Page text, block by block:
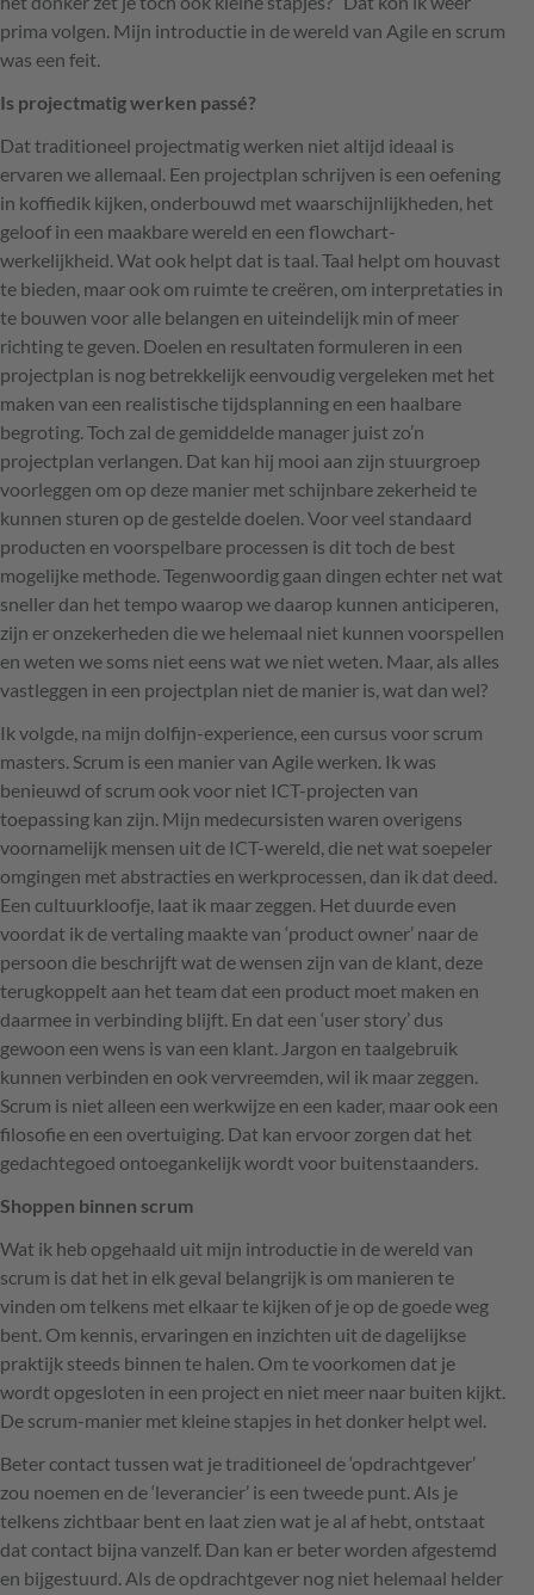
prima volgen. Mijn introductie in de wereld van Agile en scrum
was een feit.
Is projectmatig werken passé?
Dat traditioneel projectmatig werken niet altijd ideaal is
ervaren we allemaal. Een projectplan schrijven is een oefening
in koffiedik kijken, onderbouwd met waarschijnlijkheden, het
geloof in een maakbare wereld en een flowchart-
werkelijkheid. Wat ook helpt dat is taal. Taal helpt om houvast
te bieden, maar ook om ruimte te creëren, om interpretaties in
te bouwen voor alle belangen en uiteindelijk min of meer
richting te geven. Doelen en resultaten formuleren in een
projectplan is nog betrekkelijk eenvoudig vergeleken met het
maken van een realistische tijdsplanning en een haalbare
begroting. Toch zal de gemiddelde manager juist zo’n
projectplan verlangen. Dat kan hij mooi aan zijn stuurgroep
voorleggen om op deze manier met schijnbare zekerheid te
kunnen sturen op de gestelde doelen. Voor veel standaard
producten en voorspelbare processen is dit toch de best
mogelijke methode. Tegenwoordig gaan dingen echter net wat
sneller dan het tempo waarop we daarop kunnen anticiperen,
zijn er onzekerheden die we helemaal niet kunnen voorspellen
en weten we soms niet eens wat we niet weten. Maar, als alles
vastleggen in een projectplan niet de manier is, wat dan wel?
Ik volgde, na mijn dolfijn-experience, een cursus voor scrum
masters. Scrum is een manier van Agile werken. Ik was
benieuwd of scrum ook voor niet ICT-projecten van
toepassing kan zijn. Mijn medecursisten waren overigens
voornamelijk mensen uit de ICT-wereld, die net wat soepeler
omgingen met abstracties en werkprocessen, dan ik dat deed.
Een cultuurkloofje, laat ik maar zeggen. Het duurde even
voordat ik de vertaling maakte van ‘product owner’ naar de
persoon die beschrijft wat de wensen zijn van de klant, deze
terugkoppelt aan het team dat een product moet maken en
daarmee in verbinding blijft. En dat een ‘user story’ dus
gewoon een wens is van een klant. Jargon en taalgebruik
kunnen verbinden en ook vervreemden, wil ik maar zeggen.
Scrum is niet alleen een werkwijze en een kader, maar ook een
filosofie en een overtuiging. Dat kan ervoor zorgen dat het
gedachtegoed ontoegankelijk wordt voor buitenstaanders.
Shoppen binnen scrum
Wat ik heb opgehaald uit mijn introductie in de wereld van
scrum is dat het in elk geval belangrijk is om manieren te
vinden om telkens met elkaar te kijken of je op de goede weg
bent. Om kennis, ervaringen en inzichten uit de dagelijkse
praktijk steeds binnen te halen. Om te voorkomen dat je
wordt opgesloten in een project en niet meer naar buiten kijkt.
De scrum-manier met kleine stapjes in het donker helpt wel.
Beter contact tussen wat je traditioneel de ‘opdrachtgever’
zou noemen en de ‘leverancier’ is een tweede punt. Als je
telkens zichtbaar bent en laat zien wat je al af hebt, ontstaat
dat contact bijna vanzelf. Dan kan er beter worden afgestemd
en bijgestuurd. Als de opdrachtgever nog niet helemaal helder